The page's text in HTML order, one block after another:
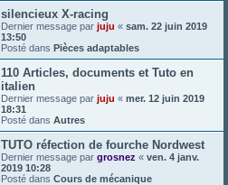
silencieux X-racing
Dernier message par juju « sam. 22 juin 2019
13:50
Posté dans Pièces adaptables
110 Articles, documents et Tuto en
italien
Dernier message par juju « mer. 12 juin 2019
18:31
Posté dans Autres
TUTO réfection de fourche Nordwest
Dernier message par grosnez « ven. 4 janv.
2019 10:28
Posté dans Cours de mécanique